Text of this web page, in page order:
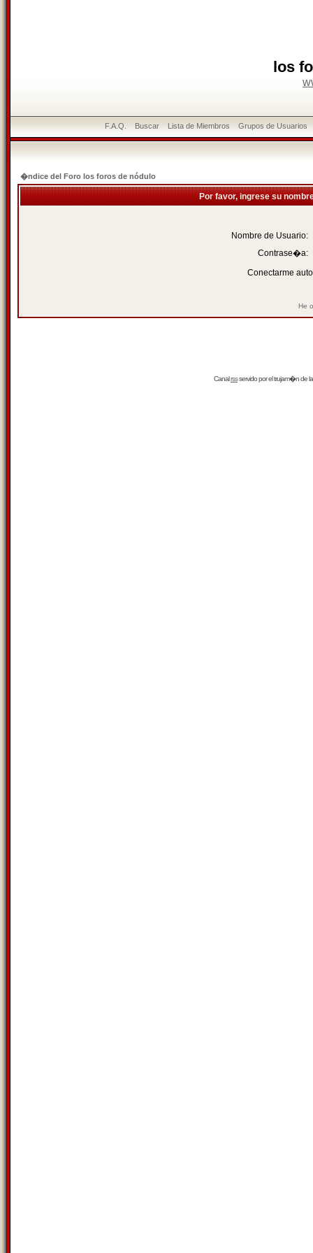
los
F.A.Q. Buscar Lista de Miembros Grupos de Usuarios
�ndice del Foro los foros de nódulo
Por favor, ingrese su
Nombre de Usuario:
Contrase�a:
Conectarme
He
Canalrssservido por eltrujam�nde